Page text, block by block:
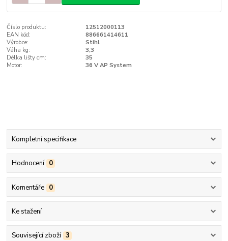
Číslo produktu:
12512000113
EAN kód:
886661414611
Výrobce:
Stihl
Váha kg:
3,3
Délka lišty cm:
35
Motor:
36 V AP System
Kompletní specifikace
Hodnocení 0
Komentáře 0
Ke stažení
Související zboží 3